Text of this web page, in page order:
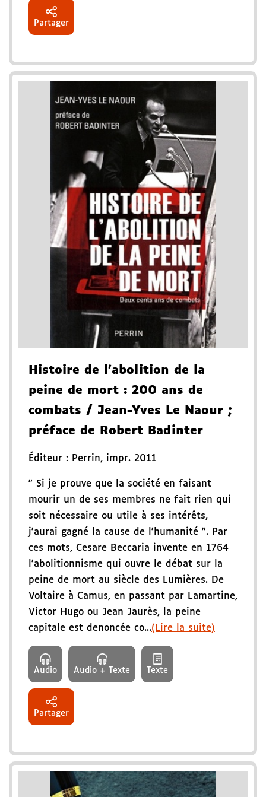
Partager
Histoire de l'abolition de la
peine de mort : 200 ans de
combats / Jean-Yves Le Naour ;
préface de Robert Badinter
Éditeur : Perrin, impr. 2011
" Si je prouve que la société en faisant
mourir un de ses membres ne fait rien qui
soit nécessaire ou utile à ses intérêts,
j'aurai gagné la cause de l'humanité ". Par
ces mots, Cesare Beccaria invente en 1764
l'abolitionnisme qui ouvre le débat sur la
peine de mort au siècle des Lumières. De
Voltaire à Camus, en passant par Lamartine,
Victor Hugo ou Jean Jaurès, la peine
capitale est denoncée co...(Lire la suite)
Audio Audio + Texte Texte
Partager